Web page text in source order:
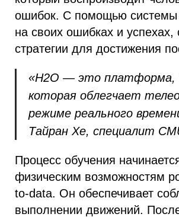
ошибок. С помощью системы
на своих ошибках и
стратегии для достижения
«H2O — это платформа,
которая облегчает
режиме реального
Тайран Хе, специалит
Процесс обучения
физическим возможностям
to-data. Он обеспечивает
выполнении движений.